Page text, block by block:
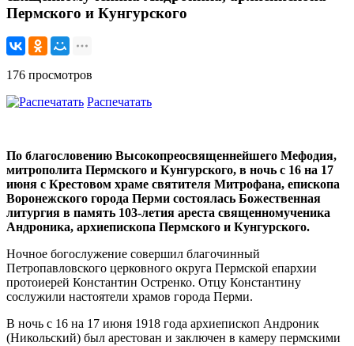
Пермского и Кунгурского
176 просмотров
Распечатать
По благословению Высокопреосвященнейшего Мефодия,
митрополита Пермского и Кунгурского, в ночь с 16 на 17
июня с Крестовом храме святителя Митрофана, епископа
Воронежского города Перми состоялась Божественная
литургия в память 103-летия ареста священномученика
Андроника, архиепископа Пермского и Кунгурского.
Ночное богослужение совершил благочинный
Петропавловского церковного округа Пермской епархии
протоиерей Константин Остренко. Отцу Константину
сослужили настоятели храмов города Перми.
В ночь с 16 на 17 июня 1918 года архиепископ Андроник
(Никольский) был арестован и заключен в камеру пермскими